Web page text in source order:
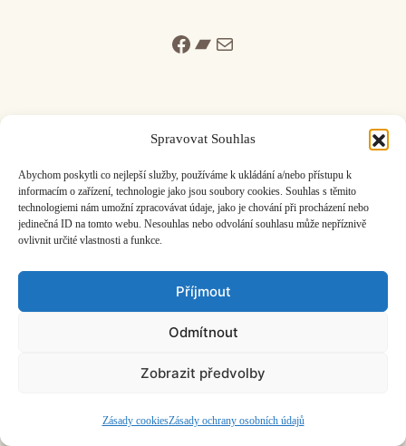
Spravovat Souhlas
Abychom poskytli co nejlepší služby, používáme k ukládání a/nebo přístupu k
informacím o zařízení, technologie jako jsou soubory cookies. Souhlas s těmito
technologiemi nám umožní zpracovávat údaje, jako je chování při procházení nebo
jedinečná ID na tomto webu. Nesouhlas nebo odvolání souhlasu může nepříznivě
ovlivnit určité vlastnosti a funkce.
Příjmout
Odmítnout
Zobrazit předvolby
Zásady cookiesZásady ochrany osobních údajů
Facebook
Bandcamp
Mail
ČASOPIS O JINÉ HUDBĚ | vydáváHudební informační středisko
založeno 2001 | Kontaktujte nás: info@hisvoice.cz
©2026 HISvoice – design a adminAtelier Dokument